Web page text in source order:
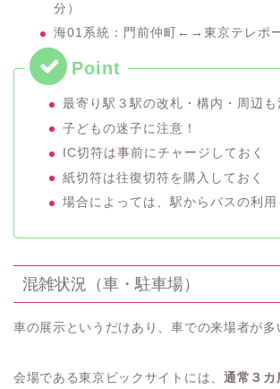
分）
海01系統：門前仲町←→東京テレポ
最寄り駅３駅の改札・構内・周辺も
子どもの迷子に注意！
IC切符は事前にチャージしておく
紙切符は往復切符を購入しておく
場合によっては、駅からバスの利用
混雑状況（車・駐車場）
車の展示というだけあり、車での来場者が多
会場である東京ビックサイトには、 通常３カ